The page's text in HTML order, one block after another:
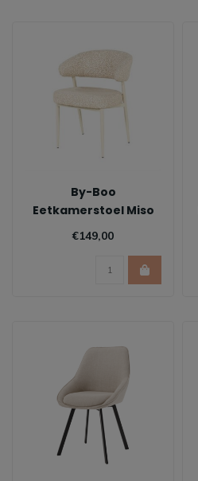
By-Boo
Eetkamerstoel Miso
€149,00